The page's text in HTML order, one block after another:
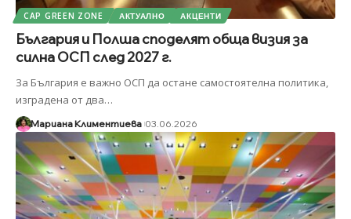
CAP GREEN ZONE АКТУАЛНО АКЦЕНТИ
България и Полша споделят обща визия за
силна ОСП след 2027 г.
За България е важно ОСП да остане самостоятелна политика,
изградена от два…
Мариана Климентиева 03.06.2026